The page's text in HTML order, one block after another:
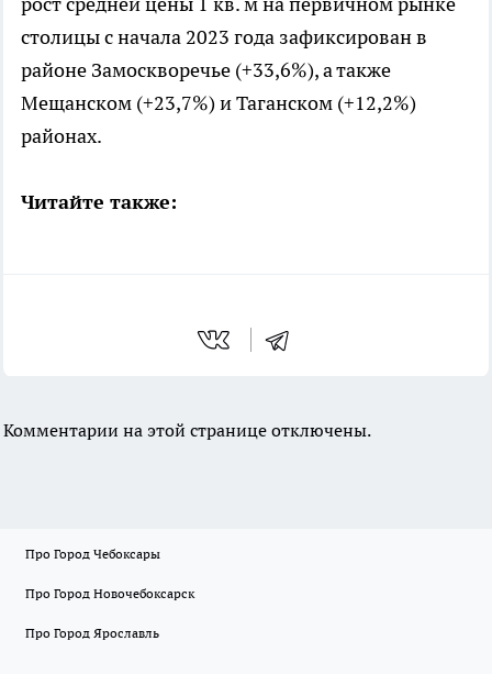
столицы с начала 2023 года зафиксирован в
районе Замоскворечье (+33,6%), а также
Мещанском (+23,7%) и Таганском (+12,2%)
районах.
Читайте также:
Комментарии на этой странице отключены.
Про Город Чебоксары
Про Город Новочебоксарск
Про Город Ярославль